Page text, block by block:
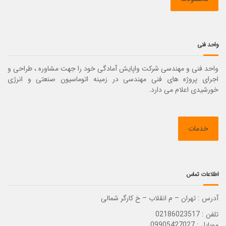
واحد فنی
واحد فنی و مهندسی شرکت واپایش آمادگی خود را جهت مشاوره ، طراحی و
اجرای پروژه های فنی مهندسی در زمینه اتوماسیون صنعتی و انرژی
خورشیدی اعلام می دارد.
خدمات
اطلاعات تماس
آدرس :‌ تهران – م انقلاب – خ کارگر شمالی
تلفن : 02186023517